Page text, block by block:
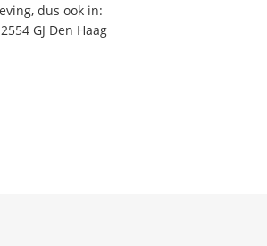
dus ook in:
GJ Den Haag